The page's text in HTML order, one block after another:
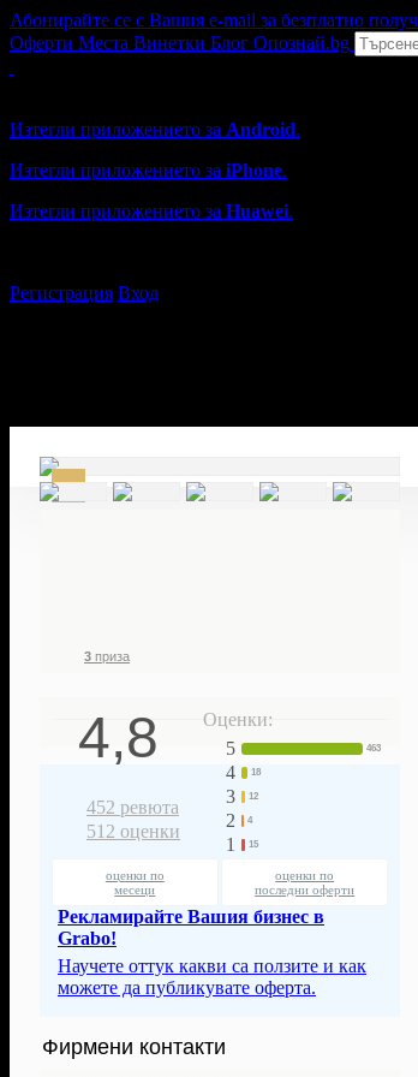
Абонирайте се с Вашия e-mail за безплатно
Оферти Места Винетки Блог Опознай.bg
Изтегли приложението за Android.
Изтегли приложението за iPhone.
Изтегли приложението за Huawei.
Регистрация Вход
3 приза
4,8
452 ревюта
512 оценки
Оценки:
5
463
4 18
3 12
2 4
1 15
оценки по
месеци
оценки по
последни оферти
Рекламирайте Вашия бизнес в
Grabo!
Научете оттук какви са ползите и как
можете да публикувате оферта.
Фирмени контакти